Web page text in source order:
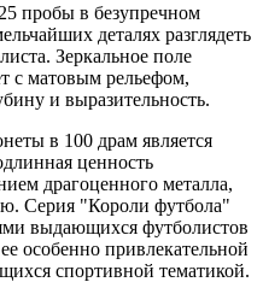
пробы в безупречном
деталях разглядеть
Зеркальное поле
с матовым рельефом,
и выразительность.
в 100 драм является
ценность
драгоценного металла,
Серия "Короли футбола"
выдающихся футболистов
особенно привлекательной
спортивной тематикой.